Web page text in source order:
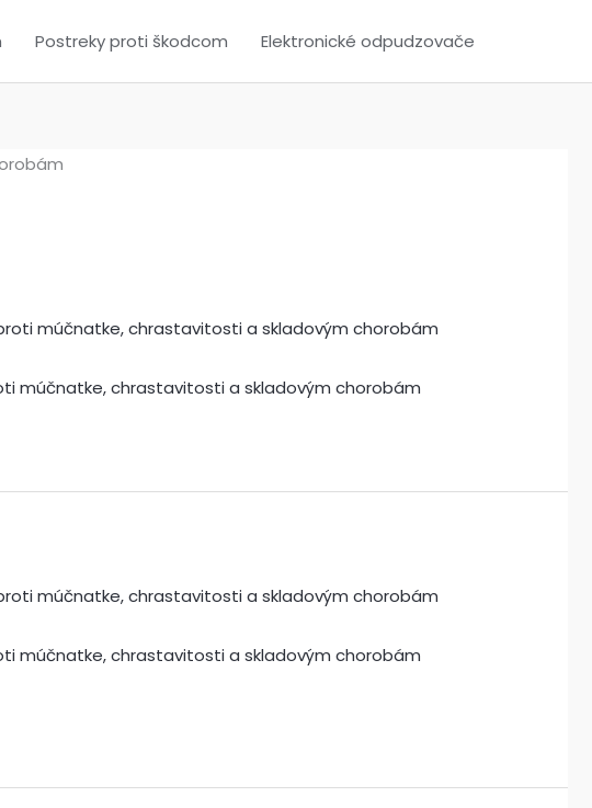
Postreky proti škodcom Elektronické odpudzovače
múčnatke, chrastavitosti a skladovým chorobám
múčnatke, chrastavitosti a skladovým chorobám